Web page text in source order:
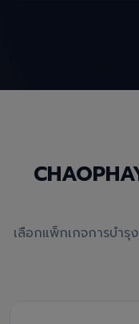
เลือกแพ็กเกจการบำ